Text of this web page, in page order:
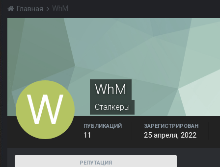
Главная WhM
WhM
Сталкеры
ПУБЛИКАЦИЙ
11
ЗАРЕГИСТРИРОВАН
25 апреля, 2022
РЕПУТАЦИЯ